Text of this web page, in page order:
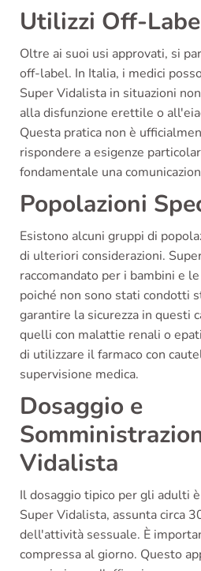
Utilizzi Off-
Oltre ai suoi usi approvati, si
off-label. In Italia, i medici
Super Vidalista in situazioni
alla disfunzione erettile o
Questa pratica non è
rispondere a esigenze
fondamentale una
Popolazioni
Esistono alcuni gruppi di
di ulteriori considerazioni.
raccomandato per i bambini e
poiché non sono stati condotti
garantire la sicurezza in questi
quelli con malattie renali o
di utilizzare il farmaco con
supervisione medica.
Dosaggio e
Vidalista
Il dosaggio tipico per gli adulti
Super Vidalista, assunta circa
dell'attività sessuale. È
compressa al giorno. Questo